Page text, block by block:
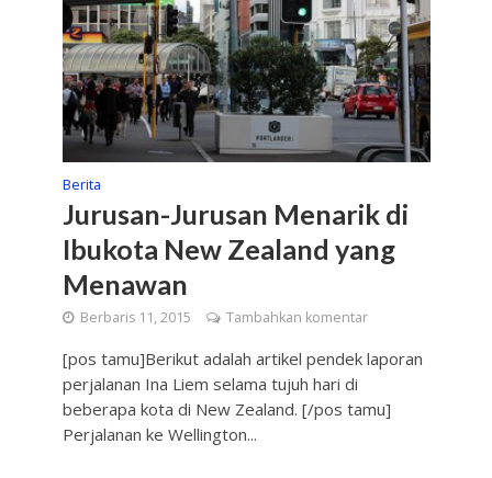
Berita
Jurusan-Jurusan Menarik di
Ibukota New Zealand yang
Menawan
Berbaris 11, 2015 Tambahkan komentar
[pos tamu]Berikut adalah artikel pendek laporan
perjalanan Ina Liem selama tujuh hari di
beberapa kota di New Zealand. [/pos tamu]
Perjalanan ke Wellington...